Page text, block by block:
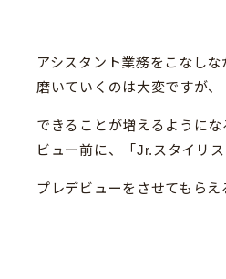
アシスタント業務をこなし
磨いていくのは大変ですが、
できることが増えるように
ビュー前に、「Jr.スタイリ
プレデビューをさせてもらえ